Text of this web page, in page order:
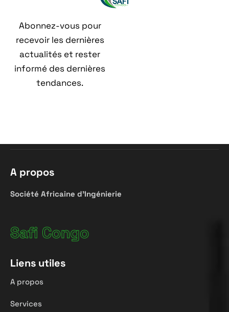
Abonnez-vous pour
recevoir les dernières
actualités et rester
informé des dernières
tendances.
A propos
Société Africaine d’Ingénierie
Safi Congo
Liens utiles
A propos
Services